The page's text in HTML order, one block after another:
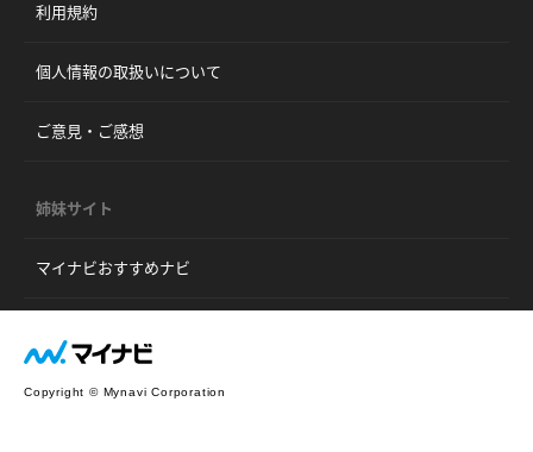
利用規約
個人情報の取扱いについて
ご意見・ご感想
姉妹サイト
マイナビおすすめナビ
Copyright © Mynavi Corporation